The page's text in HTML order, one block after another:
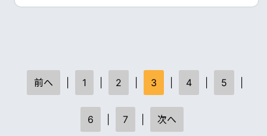
前へ 1 2 3 4 5
6 7 次へ